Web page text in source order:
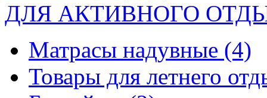
ДЛЯ АКТИВНОГО
Матрасы надувные (4)
Товары для летнего